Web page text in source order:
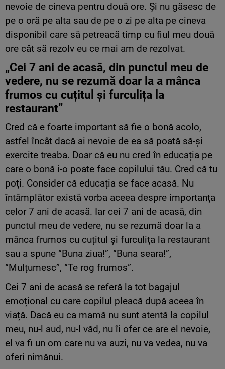
nevoie de cineva pentru două ore. Și nu găsesc de
pe o oră pe alta sau de pe o zi pe alta pe cineva
disponibil care să petreacă timp cu fiul meu două
ore cât să rezolv eu ce mai am de rezolvat.
„Cei 7 ani de acasă, din punctul meu de
vedere, nu se rezumă doar la a mânca
frumos cu cuțitul și furculița la
restaurant”
Cred că e foarte important să fie o bonă acolo,
astfel încât dacă ai nevoie de ea să poată să-și
exercite treaba. Doar că eu nu cred în educația pe
care o bonă i-o poate face copilului tău. Cred că tu
poți. Consider că educația se face acasă. Nu
întâmplător există vorba aceea despre importanța
celor 7 ani de acasă. Iar cei 7 ani de acasă, din
punctul meu de vedere, nu se rezumă doar la a
mânca frumos cu cuțitul și furculița la restaurant
sau a spune “Buna ziua!”, “Buna seara!”,
“Mulțumesc”, “Te rog frumos”.
Cei 7 ani de acasă se referă la tot bagajul
emoțional cu care copilul pleacă după aceea în
viață. Dacă eu ca mamă nu sunt atentă la copilul
meu, nu-l aud, nu-l văd, nu îi ofer ce are el nevoie,
el va fi un om care nu va auzi, nu va vedea, nu va
oferi nimănui.